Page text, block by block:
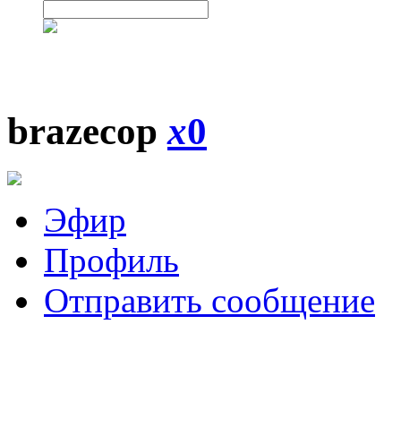
brazecopx0
Эфир
Профиль
Отправить сообщение